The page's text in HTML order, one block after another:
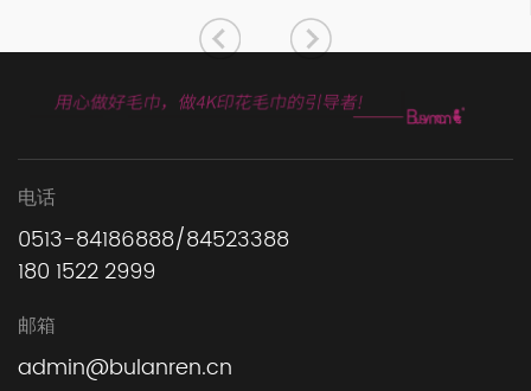
电话
0513-84186888/84523388
180 1522 2999
邮箱
admin@bulanren.cn